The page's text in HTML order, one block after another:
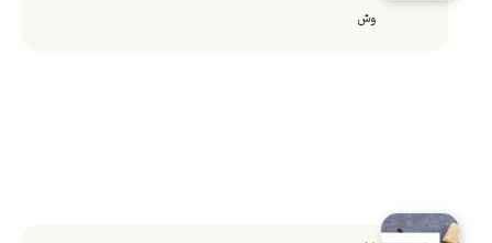
وش